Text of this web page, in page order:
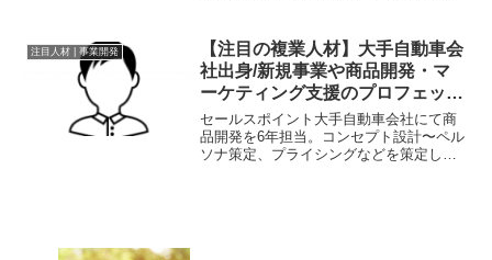
調達、財務戦略、セカンドオピニオン、
事業承継、IPO支援...
注目人材 | 事業開発
【注目の複業人材】大手自動車会
社出身/新規事業や商品開発・マ
ーケティング支援のプロフェッシ
ョナル
セールスポイント大手自動車会社にて商
品開発を6年担当。コンセプト設計〜ペル
ソナ策定、プライシングなどを策定し、